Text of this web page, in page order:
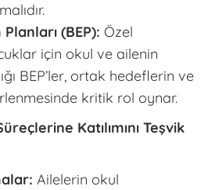
(BEP): Özel
için okul ve ailenin
BEP’ler, ortak hedeflerin ve
kritik rol oynar.
Katılımını Teşvik
Ailelerin okul